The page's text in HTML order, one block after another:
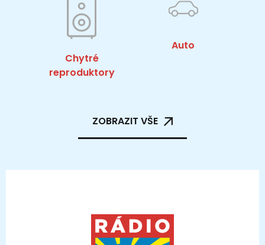
Chytré
reproduktory
Auto
ZOBRAZIT VŠE